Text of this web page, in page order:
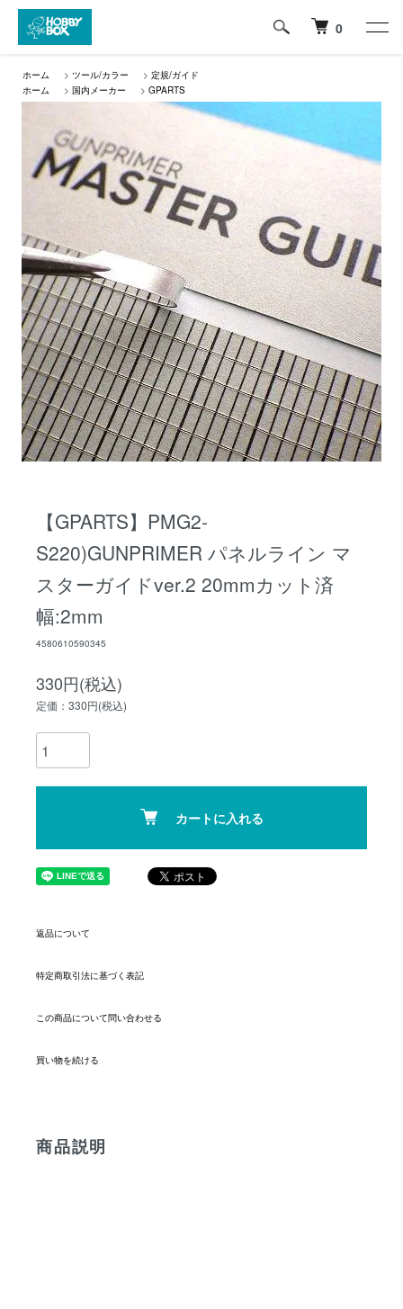
0
ホーム > ツール/カラー > 定規/ガイド
ホーム
> 国内メーカー > GPARTS
【GPARTS】PMG2-
S220)GUNPRIMER パネルライン マ
スターガイドver.2 20mmカット済
幅:2mm
4580610590345
330円(税込)
定価：330円(税込)
カートに入れる
返品について
特定商取引法に基づく表記
この商品について問い合わせる
買い物を続ける
商品説明